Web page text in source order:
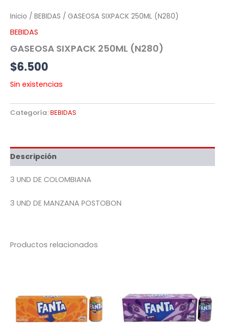
Inicio / BEBIDAS / GASEOSA SIXPACK 250ML (N280)
BEBIDAS
GASEOSA SIXPACK 250ML (N280)
$6.500
Sin existencias
Categoría:BEBIDAS
Descripción
3 UND DE COLOMBIANA
3 UND DE MANZANA POSTOBON
Productos relacionados